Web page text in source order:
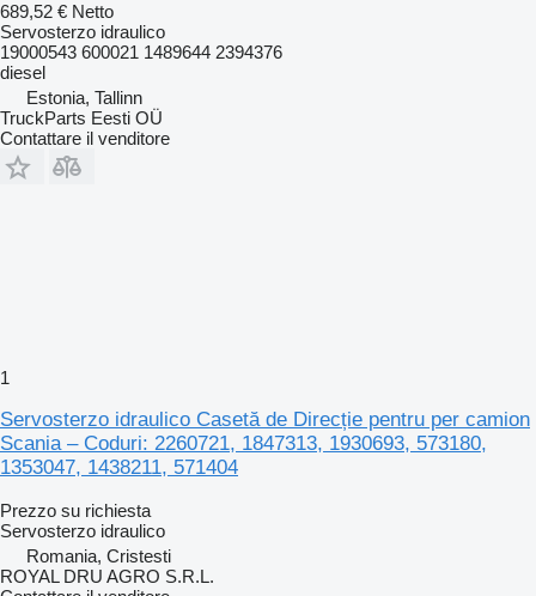
689,52 € Netto
Servosterzo idraulico
19000543 600021 1489644 2394376
diesel
Estonia, Tallinn
TruckParts Eesti OÜ
Contattare il venditore
1
Servosterzo idraulico Casetă de Direcție pentru per camion
Scania – Coduri: 2260721, 1847313, 1930693, 573180,
1353047, 1438211, 571404
Prezzo su richiesta
Servosterzo idraulico
Romania, Cristesti
ROYAL DRU AGRO S.R.L.